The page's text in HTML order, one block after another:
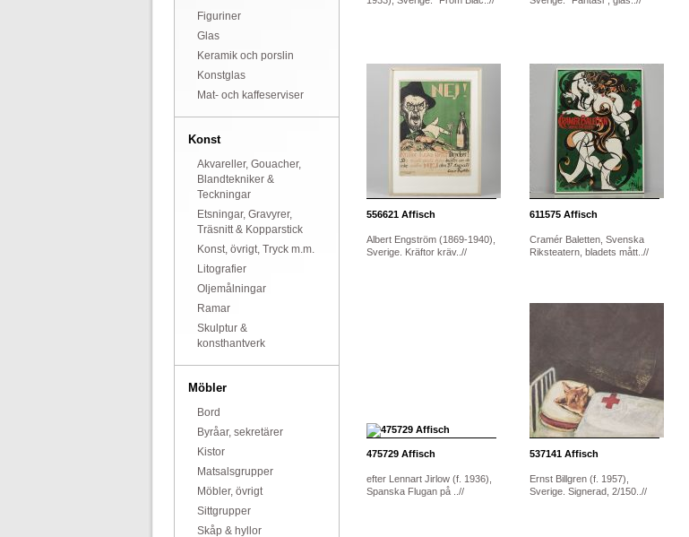
Figuriner
Glas
Keramik och porslin
Konstglas
Mat- och kaffeserviser
Konst
Akvareller, Gouacher,
Blandtekniker &
Teckningar
Etsningar, Gravyrer,
Träsnitt & Kopparstick
Konst, övrigt, Tryck m.m.
Litografier
Oljemålningar
Ramar
Skulptur &
konsthantverk
Möbler
Bord
Byråar, sekretärer
Kistor
Matsalsgrupper
Möbler, övrigt
Sittgrupper
Skåp & hyllor
556621Affisch
Albert Engström (1869-1940),
Sverige. Kräftor kräv..//
611575Affisch
Cramér Baletten, Svenska
Riksteatern, bladets mått..//
475729Affisch
efter Lennart Jirlow (f. 1936),
Spanska Flugan på ..//
537141Affisch
Ernst Billgren (f. 1957),
Sverige. Signerad, 2/150..//